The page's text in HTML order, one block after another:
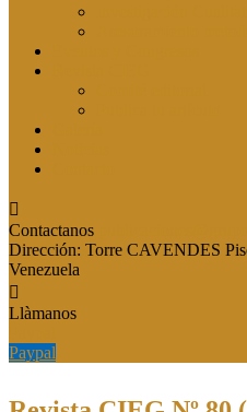
Contactanos
Dirección: Torre CAVENDES
Venezuela
Llàmanos
Paypal